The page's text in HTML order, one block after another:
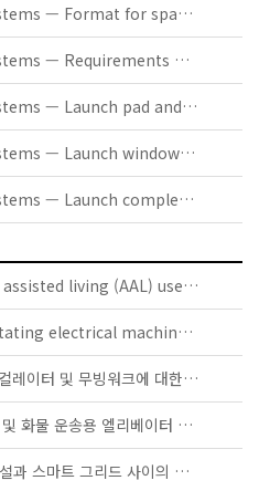
ISO 19933:2007 - Space systems — Format for spacecraft launch environment test report
ISO 22772:2020 - Space systems — Requirements of launch vehicle (LV) to electrical ground support equipment (EGSE) interfaces
ISO 26870:2022 - Space systems — Launch pad and integration site operational documents
ISO 21740:2025 - Space systems — Launch window estimation and collision avoidance
ISO 20892:2025 - Space systems — Launch complexes modernization process — General requirements
IEC TS 63134:2020 - Active assisted living (AAL) use cases
IEC 60034-5:2020 RLV - Rotating electrical machines - Part 5: Degrees of protection provided by the integral design of rotating electrical machines (IP code) - Classification
KS B ISO/TS 25740-1 - 에스컬레이터 및 무빙워크에 대한 안전요건 — 제1부: 세계공통 필수 안전요건(GESRs)
KS B ISO/TS 8100-21 - 승객 및 화물 운송용 엘리베이터 —제21부: 세계공통 필수안전요건(GESRs)을 충족하는 세계공통 안전 파라미터(GSPs)
KS C IEC TS 62872 - 산업 시설과 스마트 그리드 사이의 산업 공정 측정, 제어 및 자동화 시스템 인터페이스